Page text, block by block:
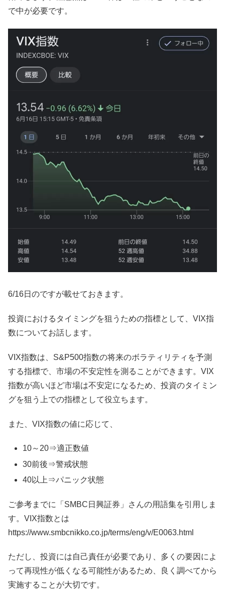
で中が必要です。
6/16日のですが載せておきます。
投資におけるタイミングを狙うための指標として、VIX指
数についてお話します。
VIX指数は、S&P500指数の将来のボラティリティを予測
する指標で、市場の不安定性を測ることができます。VIX
指数が高いほど市場は不安定になるため、投資のタイミン
グを狙う上での指標として役立ちます。
また、VIX指数の値に応じて、
10～20⇒適正数値
30前後⇒警戒状態
40以上⇒パニック状態
ご参考までに「SMBC日興証券」さんの用語集を引用しま
す。VIX指数とは
https://www.smbcnikko.co.jp/terms/eng/v/E0063.html
ただし、投資には自己責任が必要であり、多くの要因によ
って再現性が低くなる可能性があるため、良く調べてから
実施することが大切です。